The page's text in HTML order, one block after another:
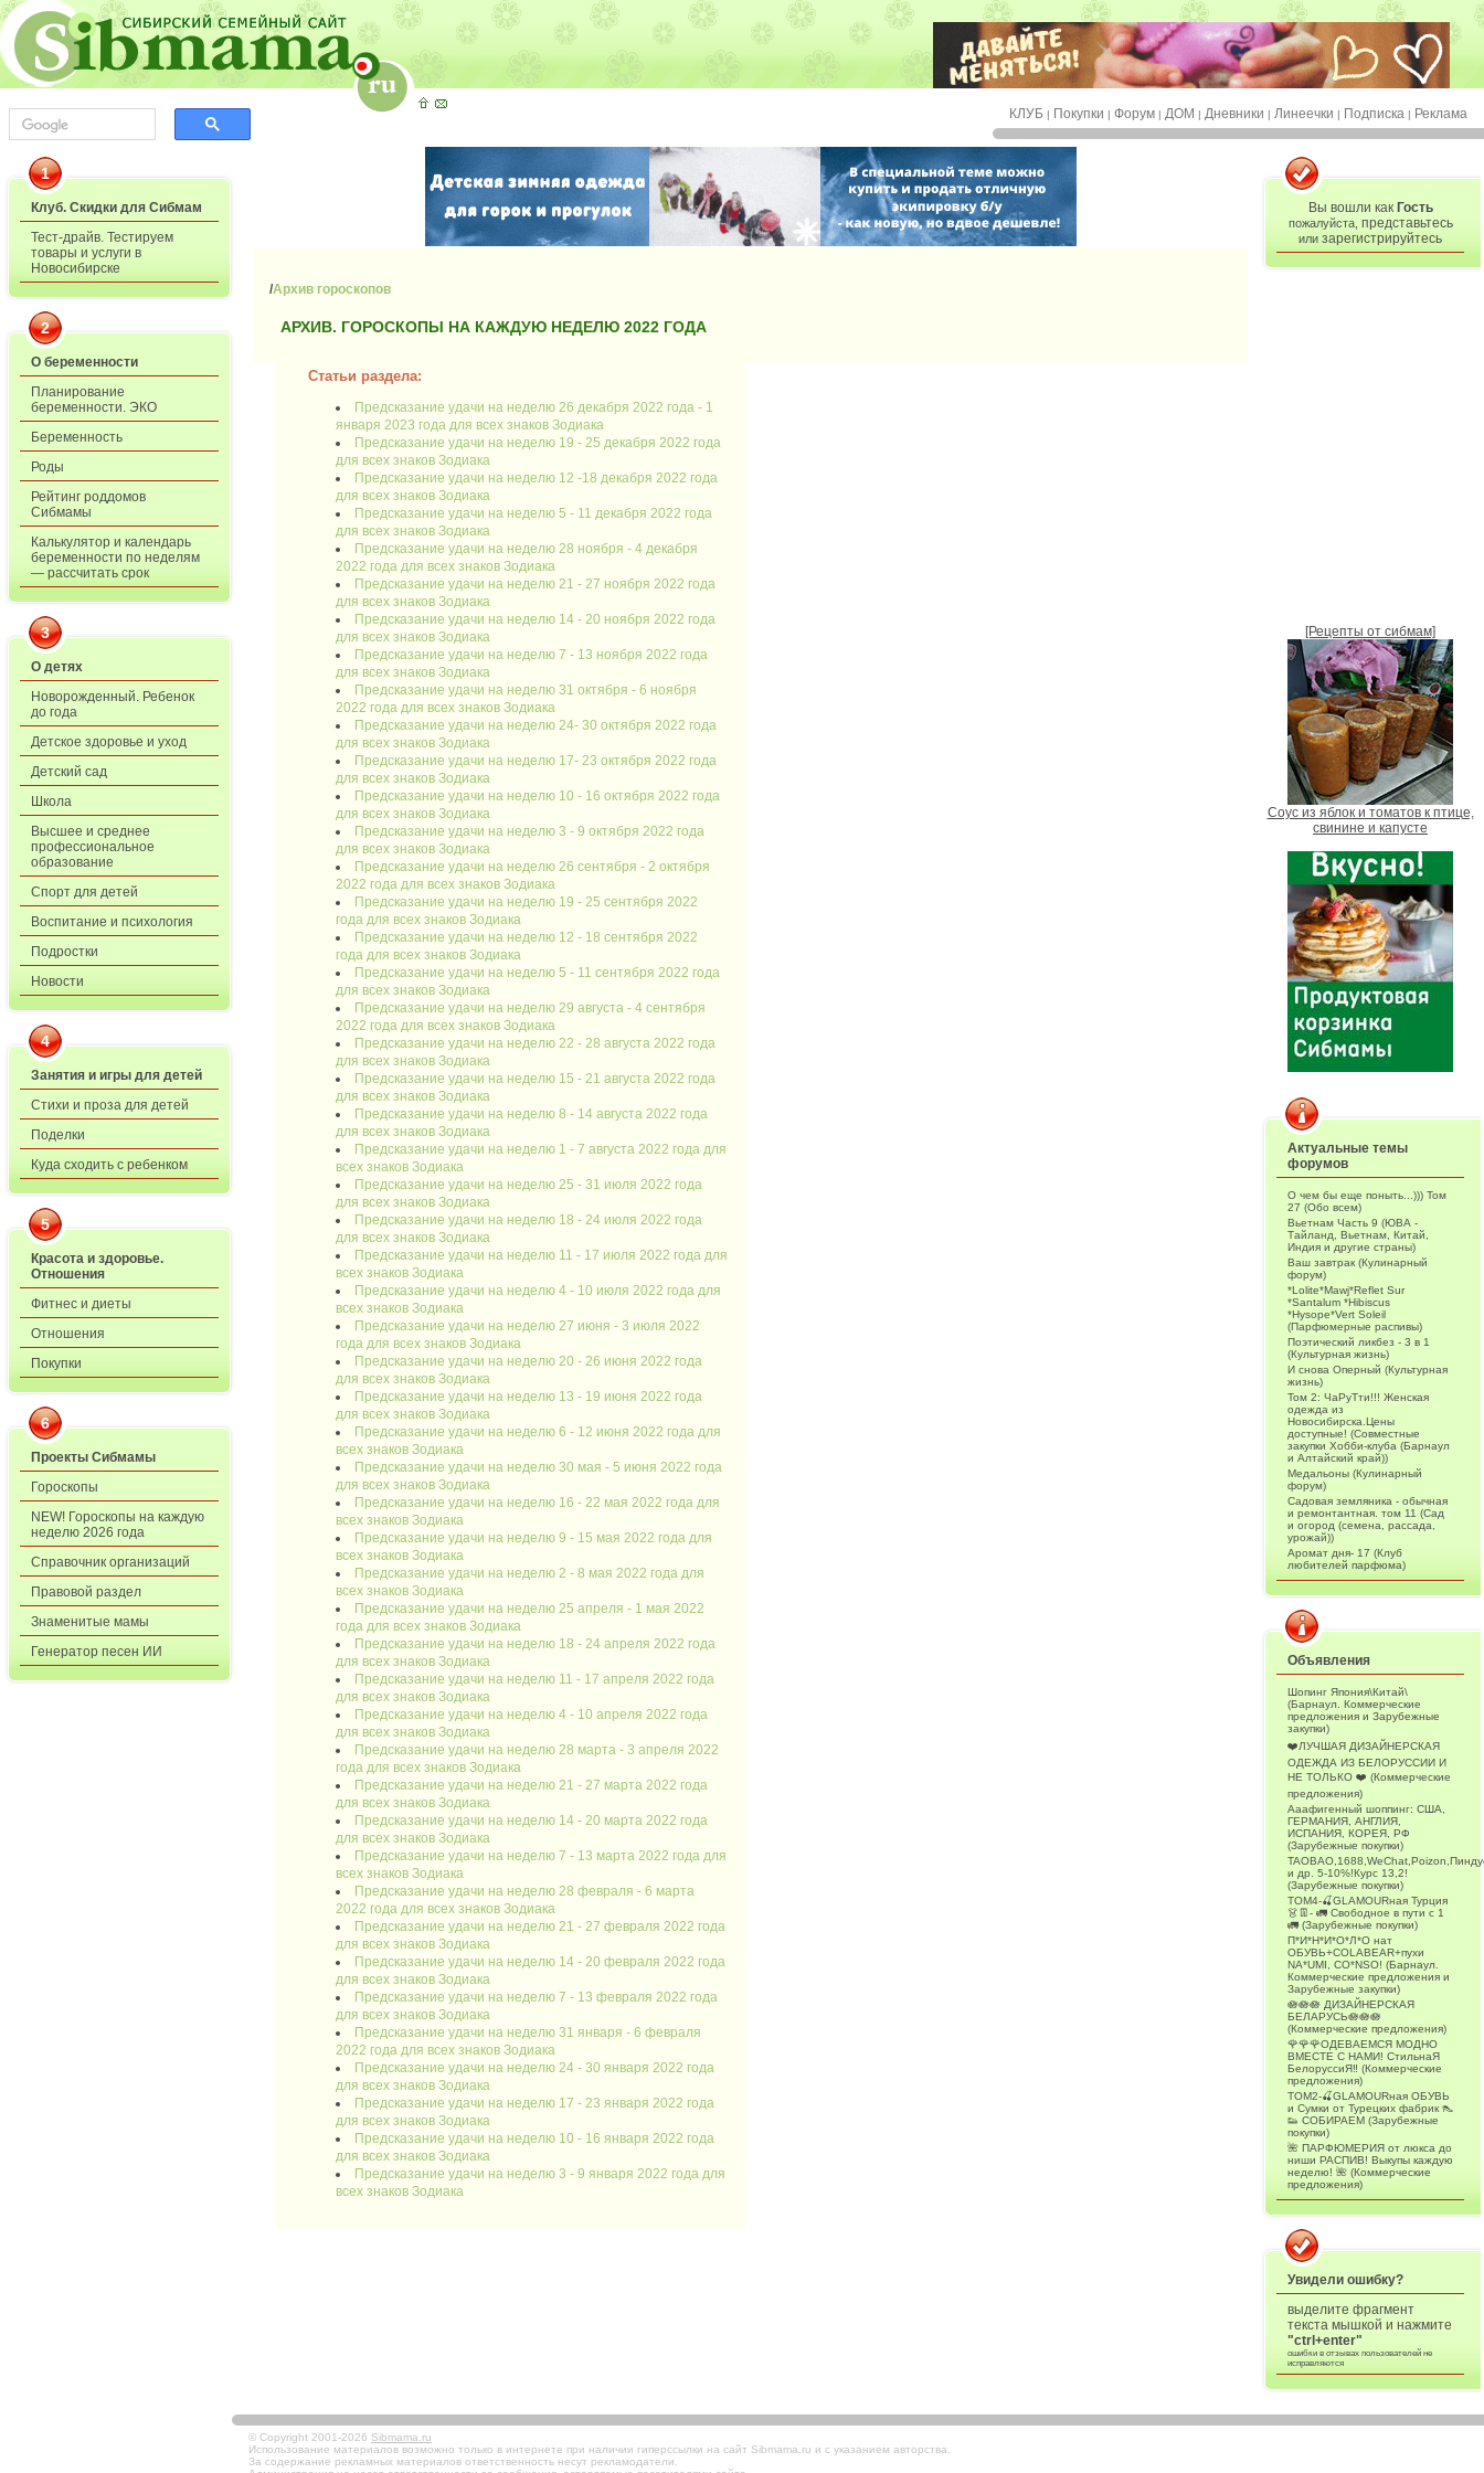
КЛУБ | Покупки | Форум | ДОМ | Дневники | Линеечки | Подписка | Реклама
1
Клуб. Скидки для Сибмам
Тест-драйв. Тестируем
товары и услуги в
Новосибирске
2
О беременности
Планирование
беременности. ЭКО
Беременность
Роды
Рейтинг роддомов
Сибмамы
Калькулятор и календарь
беременности по неделям
— рассчитать срок
3
О детях
Новорожденный. Ребенок
до года
Детское здоровье и уход
Детский сад
Школа
Высшее и среднее
профессиональное
образование
Спорт для детей
Воспитание и психология
Подростки
Новости
4
Занятия и игры для детей
Стихи и проза для детей
Поделки
Куда сходить с ребенком
5
Красота и здоровье.
Отношения
Фитнес и диеты
Отношения
Покупки
6
Проекты Сибмамы
Гороскопы
NEW! Гороскопы на каждую
неделю 2026 года
Справочник организаций
Правовой раздел
Знаменитые мамы
Генератор песен ИИ
/Архив гороскопов
АРХИВ. ГОРОСКОПЫ НА КАЖДУЮ НЕДЕЛЮ 2022 ГОДА
Статьи раздела:
Предсказание удачи на неделю 26 декабря 2022 года - 1
января 2023 года для всех знаков Зодиака
Предсказание удачи на неделю 19 - 25 декабря 2022 года
для всех знаков Зодиака
Предсказание удачи на неделю 12 -18 декабря 2022 года
для всех знаков Зодиака
Предсказание удачи на неделю 5 - 11 декабря 2022 года
для всех знаков Зодиака
Предсказание удачи на неделю 28 ноября - 4 декабря
2022 года для всех знаков Зодиака
Предсказание удачи на неделю 21 - 27 ноября 2022 года
для всех знаков Зодиака
Предсказание удачи на неделю 14 - 20 ноября 2022 года
для всех знаков Зодиака
Предсказание удачи на неделю 7 - 13 ноября 2022 года
для всех знаков Зодиака
Предсказание удачи на неделю 31 октября - 6 ноября
2022 года для всех знаков Зодиака
Предсказание удачи на неделю 24- 30 октября 2022 года
для всех знаков Зодиака
Предсказание удачи на неделю 17- 23 октября 2022 года
для всех знаков Зодиака
Предсказание удачи на неделю 10 - 16 октября 2022 года
для всех знаков Зодиака
Предсказание удачи на неделю 3 - 9 октября 2022 года
для всех знаков Зодиака
Предсказание удачи на неделю 26 сентября - 2 октября
2022 года для всех знаков Зодиака
Предсказание удачи на неделю 19 - 25 сентября 2022
года для всех знаков Зодиака
Предсказание удачи на неделю 12 - 18 сентября 2022
года для всех знаков Зодиака
Предсказание удачи на неделю 5 - 11 сентября 2022 года
для всех знаков Зодиака
Предсказание удачи на неделю 29 августа - 4 сентября
2022 года для всех знаков Зодиака
Предсказание удачи на неделю 22 - 28 августа 2022 года
для всех знаков Зодиака
Предсказание удачи на неделю 15 - 21 августа 2022 года
для всех знаков Зодиака
Предсказание удачи на неделю 8 - 14 августа 2022 года
для всех знаков Зодиака
Предсказание удачи на неделю 1 - 7 августа 2022 года для
всех знаков Зодиака
Предсказание удачи на неделю 25 - 31 июля 2022 года
для всех знаков Зодиака
Предсказание удачи на неделю 18 - 24 июля 2022 года
для всех знаков Зодиака
Предсказание удачи на неделю 11 - 17 июля 2022 года для
всех знаков Зодиака
Предсказание удачи на неделю 4 - 10 июля 2022 года для
всех знаков Зодиака
Предсказание удачи на неделю 27 июня - 3 июля 2022
года для всех знаков Зодиака
Предсказание удачи на неделю 20 - 26 июня 2022 года
для всех знаков Зодиака
Предсказание удачи на неделю 13 - 19 июня 2022 года
для всех знаков Зодиака
Предсказание удачи на неделю 6 - 12 июня 2022 года для
всех знаков Зодиака
Предсказание удачи на неделю 30 мая - 5 июня 2022 года
для всех знаков Зодиака
Предсказание удачи на неделю 16 - 22 мая 2022 года для
всех знаков Зодиака
Предсказание удачи на неделю 9 - 15 мая 2022 года для
всех знаков Зодиака
Предсказание удачи на неделю 2 - 8 мая 2022 года для
всех знаков Зодиака
Предсказание удачи на неделю 25 апреля - 1 мая 2022
года для всех знаков Зодиака
Предсказание удачи на неделю 18 - 24 апреля 2022 года
для всех знаков Зодиака
Предсказание удачи на неделю 11 - 17 апреля 2022 года
для всех знаков Зодиака
Предсказание удачи на неделю 4 - 10 апреля 2022 года
для всех знаков Зодиака
Предсказание удачи на неделю 28 марта - 3 апреля 2022
года для всех знаков Зодиака
Предсказание удачи на неделю 21 - 27 марта 2022 года
для всех знаков Зодиака
Предсказание удачи на неделю 14 - 20 марта 2022 года
для всех знаков Зодиака
Предсказание удачи на неделю 7 - 13 марта 2022 года для
всех знаков Зодиака
Предсказание удачи на неделю 28 февраля - 6 марта
2022 года для всех знаков Зодиака
Предсказание удачи на неделю 21 - 27 февраля 2022 года
для всех знаков Зодиака
Предсказание удачи на неделю 14 - 20 февраля 2022 года
для всех знаков Зодиака
Предсказание удачи на неделю 7 - 13 февраля 2022 года
для всех знаков Зодиака
Предсказание удачи на неделю 31 января - 6 февраля
2022 года для всех знаков Зодиака
Предсказание удачи на неделю 24 - 30 января 2022 года
для всех знаков Зодиака
Предсказание удачи на неделю 17 - 23 января 2022 года
для всех знаков Зодиака
Предсказание удачи на неделю 10 - 16 января 2022 года
для всех знаков Зодиака
Предсказание удачи на неделю 3 - 9 января 2022 года для
всех знаков Зодиака
Вы вошли как Гость
пожалуйста, представьтесь
или зарегистрируйтесь
[Рецепты от сибмам]
Соус из яблок и томатов к птице,
свинине и капусте
Актуальные темы
форумов
О чем бы еще поныть...))) Том
27 (Обо всем)
Вьетнам Часть 9 (ЮВА -
Тайланд, Вьетнам, Китай,
Индия и другие страны)
Ваш завтрак (Кулинарный
форум)
*Lolite*Mawj*Reflet Sur
*Santalum *Hibiscus
*Hysope*Vert Soleil
(Парфюмерные распивы)
Поэтический ликбез - 3 в 1
(Культурная жизнь)
И снова Оперный (Культурная
жизнь)
Том 2: ЧаРуТти!!! Женская
одежда из
Новосибирска.Цены
доступные! (Совместные
закупки Хобби-клуба (Барнаул
и Алтайский край))
Медальоны (Кулинарный
форум)
Садовая земляника - обычная
и ремонтантная. том 11 (Сад
и огород (семена, рассада,
урожай))
Аромат дня- 17 (Клуб
любителей парфюма)
Объявления
Шопинг Япония\Китай\
(Барнаул. Коммерческие
предложения и Зарубежные
закупки)
❤️ЛУЧШАЯ ДИЗАЙНЕРСКАЯ
ОДЕЖДА ИЗ БЕЛОРУССИИ И
НЕ ТОЛЬКО ❤️ (Коммерческие
предложения)
Ааафигенный шоппинг: США,
ГЕРМАНИЯ, АНГЛИЯ,
ИСПАНИЯ, КОРЕЯ, РФ
(Зарубежные покупки)
и др. 5-10%!Курс 13,2!
(Зарубежные покупки)
ТОМ4-🍒GLAMOURная Турция
👗👖- 🚛 Свободное в пути с 1
🚛 (Зарубежные покупки)
П*И*Н*И*О*Л*О нат
ОБУВЬ+COLABEAR+пухи
NA*UMI, CO*NSO! (Барнаул.
Коммерческие предложения и
Зарубежные закупки)
🪷🪷🪷 ДИЗАЙНЕРСКАЯ
БЕЛАРУСЬ🪷🪷🪷
(Коммерческие предложения)
🌹🌹🌹ОДЕВАЕМСЯ МОДНО
ВМЕСТЕ С НАМИ! СтильнаЯ
БелоруссиЯ‼ (Коммерческие
предложения)
ТОМ2-🍒GLAMOURная ОБУВЬ
и Сумки от Турецких фабрик 👠
👟 СОБИРАЕМ (Зарубежные
покупки)
🌺 ПАРФЮМЕРИЯ от люкса до
ниши РАСПИВ! Выкупы каждую
неделю! 🌺 (Коммерческие
предложения)
Увидели ошибку?
выделите фрагмент
текста мышкой и нажмите
"ctrl+enter"
ошибки в отзывах пользователей не
исправляются
© Copyright 2001-2026 Sibmama.ru
Использование материалов возможно только в интернете при наличии гиперссылки на сайт Sibmama.ru и с указанием авторства.
За содержание рекламных материалов ответственность несут рекламодатели.